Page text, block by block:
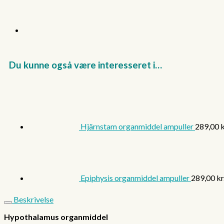
Du kunne også være interesseret i…
Hjärnstam organmiddel ampuller 289,00
Epiphysis organmiddel ampuller 289,00
Beskrivelse
Hypothalamus organmiddel